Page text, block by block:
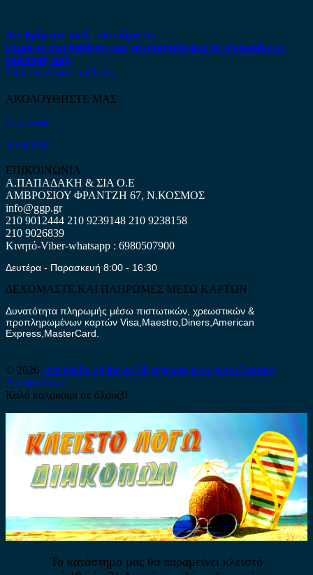
Δεν βρήκατε αυτό που ψάχνετε;
Είμαστε στη διάθεση σας να απαντήσουμε σε οποιαδήποτε
ερώτηση σας.
Επικοινωνήστε μαζί μας
ΑΚΟΛΟΥΘΗΣΤΕ ΜΑΣ
Facebook
ΧΑΡΤΗΣ
ΕΠΙΚΟΙΝΩΝΙΑ
Α.ΠΑΠΑΔΑΚΗ & ΣΙΑ Ο.Ε
ΑΜΒΡΟΣΙΟΥ ΦΡΑΝΤΖΗ 67, Ν.ΚΟΣΜΟΣ
info@ggp.gr
210 9012444 210 9239148 210 9238158
210 9026839
Κινητό-Viber-whatsapp : 6980507900
Δευτέρα - Παρασκευή 8:00 - 16:30
ΔΕΧΟΜΑΣΤΕ ΚΑΙ ΠΛΗΡΩΜΕΣ ΜΕΣΩ ΚΑΡΤΩΝ
Δυνατότητα πληρωμής μέσω πιστωτικών, χρεωστικών &
προπληρωμένων καρτών Visa,Maestro,Diners,American
Express,MasterCard.
© 2026 antalaktika-online.eu Μεταχειρισμένα Ανταλλακτικά
Αυτοκινήτων
Καλό καλοκαίρι σε όλους!!
Το κατάστημα μας θα παραμείνει κλειστό